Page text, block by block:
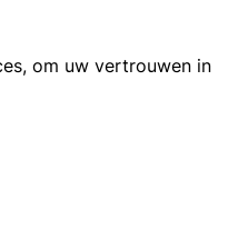
om uw vertrouwen in